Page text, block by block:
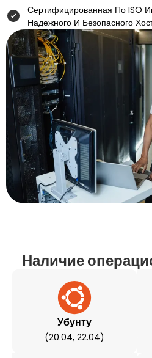
Сертифицированная По ISO
Надежного И Безопасного
Наличие
Убунту
(20.04, 22.04)